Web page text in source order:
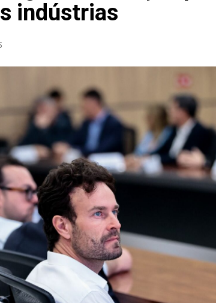
Fama e TV
Mundo
Política
Saúde
indústrias